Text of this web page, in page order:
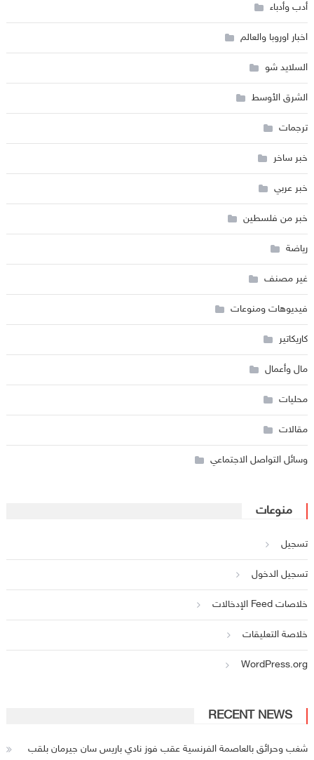
أدب وأدباء
اخبار اوروبا والعالم
السلايد شو
الشرق الأوسط
ترجمات
خبر ساخر
خبر عربي
خبر من فلسطين
رياضة
غير مصنف
فيديوهات ومنوعات
كاريكاتير
مال وأعمال
محليات
مقالات
وسائل التواصل الاجتماعي
منوعات
تسجيل
تسجيل الدخول
خلاصات Feed الإدخالات
خلاصة التعليقات
WordPress.org
RECENT NEWS
شغب وحرائق بالعاصمة الفرنسية عقب فوز نادي باريس سان جيرمان بلقب